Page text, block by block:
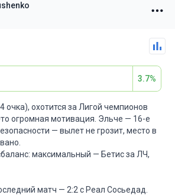
3.7%
очка), охотится за Лигой чемпионов
огромная мотивация. Эльче — 16-е
— вылет не грозит, место в
максимальный — Бетис за ЛЧ,
матч — 2:2 с Реал Сосьедад.